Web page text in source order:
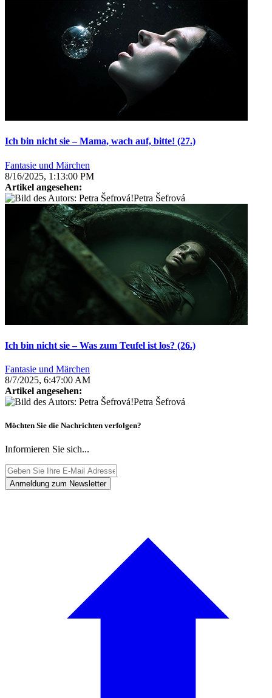
Ich bin nicht sie – Mama, wach auf, bitte! (27.)
Fantasie und Märchen
8/16/2025, 1:13:00 PM
Artikel angesehen:
Petra Šefrová
Ich bin nicht sie – Was zum Teufel ist los? (26.)
Fantasie und Märchen
8/7/2025, 6:47:00 AM
Artikel angesehen:
Petra Šefrová
Möchten Sie die Nachrichten verfolgen?
Informieren Sie sich...
Anmeldung zum Newsletter